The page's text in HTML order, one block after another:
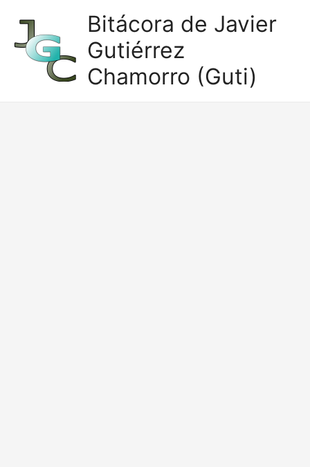
contenido
Bitácora de Javier
Gutiérrez
Chamorro (Guti)